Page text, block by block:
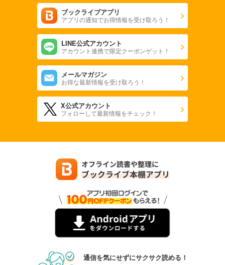
ブックライブアプリ
アプリの通知でお得情報を受け取ろう！
LINE公式アカウント
アカウント連携で限定クーポンゲット！
メールマガジン
お得な最新情報を受け取ろう！
X公式アカウント
フォローして最新情報をチェック！
通信を気にせずにサクサク読める！